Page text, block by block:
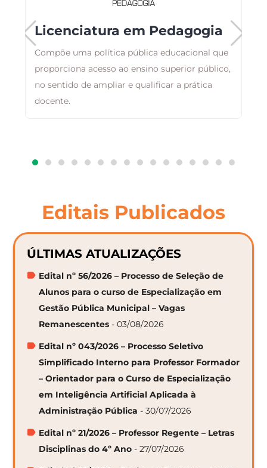
Licenciatura em Pedagogia
Compõe uma política pública educacional que
proporciona acesso ao ensino superior público,
no sentido de ampliar e qualificar a prática
docente.
Editais Publicados
ÚLTIMAS ATUALIZAÇÕES
Edital nº 56/2026 – Processo de Seleção de
Alunos para o curso de Especialização em
Gestão Pública Municipal – Vagas
Remanescentes - 03/08/2026
Edital nº 043/2026 – Processo Seletivo
Simplificado Interno para Professor Formador
– Orientador para o Curso de Especialização
em Inteligência Artificial Aplicada à
Administração Pública - 30/07/2026
Edital nº 21/2026 – Professor Regente – Letras
Disciplinas do 4º Ano - 27/07/2026